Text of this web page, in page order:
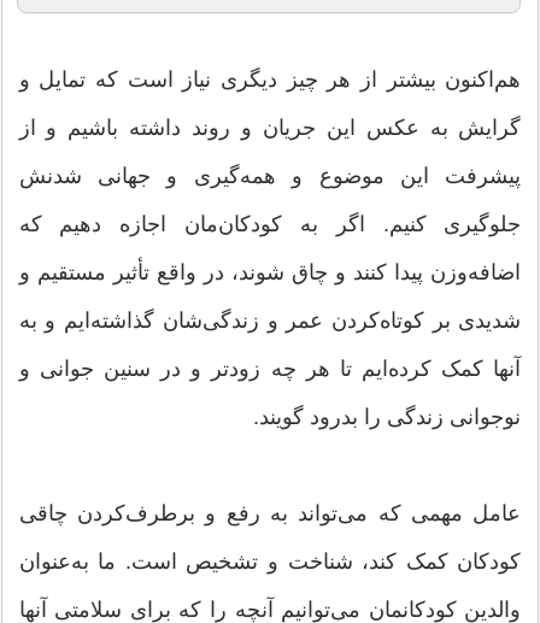
هم‌اکنون بیشتر از هر چیز دیگری نیاز است که تمایل و
گرایش به عکس این جریان و روند داشته باشیم و از
پیشرفت این موضوع و همه‌گیری و جهانی شدنش
جلوگیری کنیم. اگر به کودکان‌مان اجازه دهیم که
اضافه‌وزن پیدا کنند و چاق شوند، در واقع تأثیر مستقیم و
شدیدی بر کوتاه‌کردن عمر و زندگی‌شان گذاشته‌ایم و به
آنها کمک کرده‌ایم تا هر چه زودتر و در سنین جوانی و
نوجوانی زندگی را بدرود گویند.
عامل مهمی که می‌تواند به رفع و برطرف‌کردن چاقی
کودکان کمک کند، شناخت و تشخیص است. ما به‌عنوان
والدین کودکانمان می‌توانیم آنچه را که برای سلامتی آنها